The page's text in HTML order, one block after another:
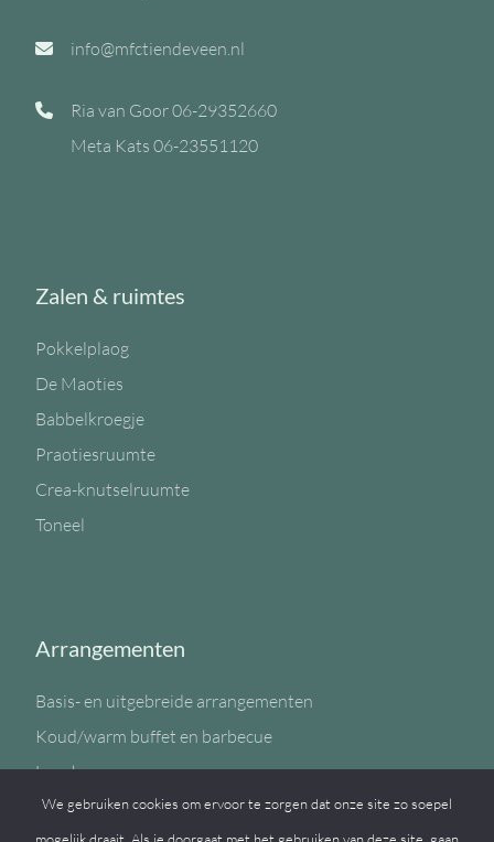
info@mfctiendeveen.nl
Ria van Goor06-29352660
Meta Kats 06-23551120
Zalen & ruimtes
Pokkelplaog
De Maoties
Babbelkroegje
Praotiesruumte
Crea-knutselruumte
Toneel
Arrangementen
Basis- en uitgebreide arrangementen
Koud/warm buffet en barbecue
Lunch
Sportzaal
We gebruiken cookies om ervoor te zorgen dat onze site zo soepel